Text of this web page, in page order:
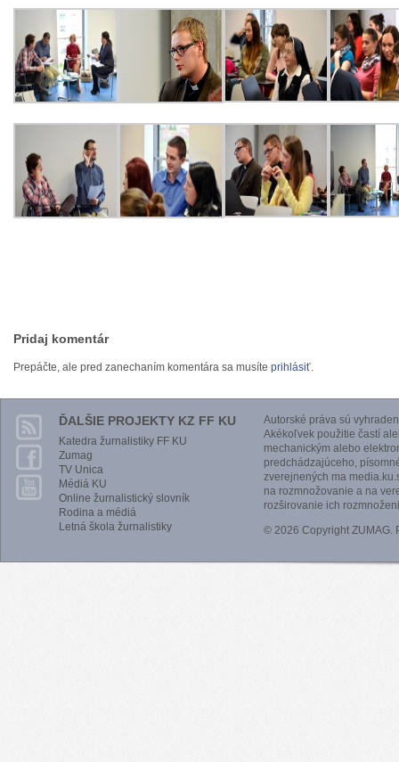
Pridaj komentár
Prepáčte, ale pred zanechaním komentára sa musíte prihlásiť.
ĎALŠIE PROJEKTY KZ FF KU
Katedra žurnalistiky FF KU
Zumag
TV Unica
Médiá KU
Online žurnalistický slovník
Rodina a médiá
Letná škola žurnalistiky
Autorské práva sú
Akékoľvek použitie častí
mechanickým alebo
predchádzajúceho,
zverejnených ma
na rozmnožovanie a na
rozširovanie ich
© 2026 Copyright ZUMAG.